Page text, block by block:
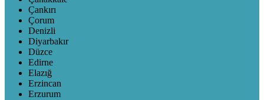
Çankırı
Çorum
Denizli
Diyarbakır
Düzce
Edirne
Elazığ
Erzincan
Erzurum